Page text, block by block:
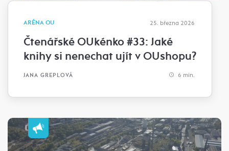
ARÉNA OU 25. března 2026
Čtenářské OUkénko #33: Jaké
knihy si nenechat ujít v OUshopu?
JANA GREPLOVÁ 6 min.